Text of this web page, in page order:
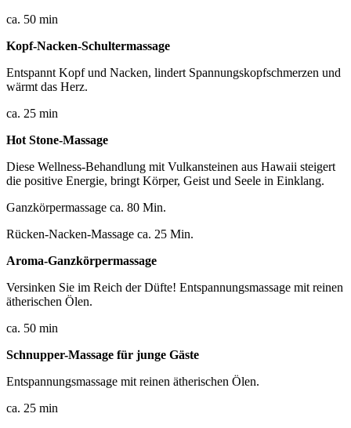
ca. 50 min
Kopf-Nacken-Schultermassage
Entspannt Kopf und Nacken, lindert Spannungskopfschmerzen und
wärmt das Herz.
ca. 25 min
Hot Stone-Massage
Diese Wellness-Behandlung mit Vulkansteinen aus Hawaii steigert
die positive Energie, bringt Körper, Geist und Seele in Einklang.
Ganzkörpermassage ca. 80 Min.
Rücken-Nacken-Massage ca. 25 Min.
Aroma-Ganzkörpermassage
Versinken Sie im Reich der Düfte! Entspannungsmassage mit reinen
ätherischen Ölen.
ca. 50 min
Schnupper-Massage für junge Gäste
Entspannungsmassage mit reinen ätherischen Ölen.
ca. 25 min